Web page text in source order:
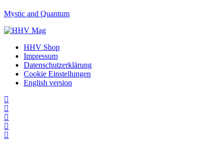
Mystic and Quantum
HHV Shop
Impressum
Datenschutzerklärung
Cookie Einstellungen
English version